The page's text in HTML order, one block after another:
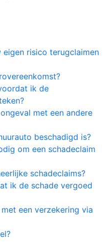
risico terugclaimen
ik de
met een andere
beschadigd is?
om een schadeclaim
schadeclaims?
ik de schade vergoed
een verzekering via